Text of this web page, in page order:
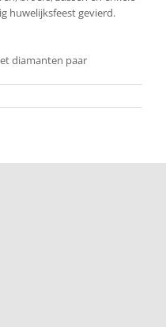
huwelijksfeest gevierd.
diamanten paar